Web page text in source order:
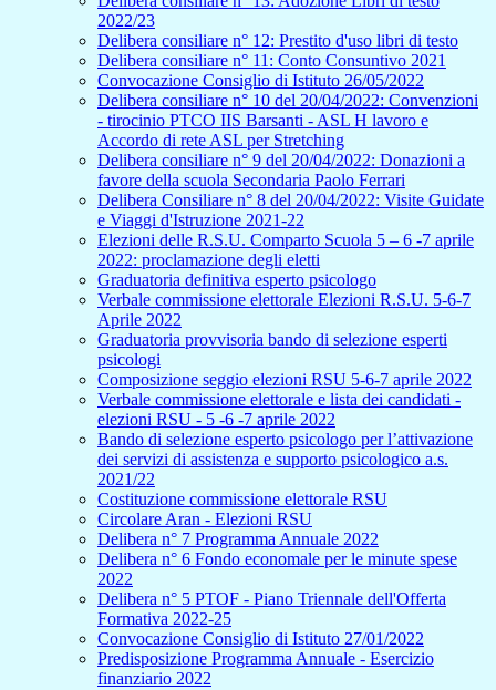
2022/23
Delibera consiliare n° 12: Prestito d'uso libri di testo
Delibera consiliare n° 11: Conto Consuntivo 2021
Convocazione Consiglio di Istituto 26/05/2022
Delibera consiliare n° 10 del 20/04/2022: Convenzioni
- tirocinio PTCO IIS Barsanti - ASL H lavoro e
Accordo di rete ASL per Stretching
Delibera consiliare n° 9 del 20/04/2022: Donazioni a
favore della scuola Secondaria Paolo Ferrari
Delibera Consiliare n° 8 del 20/04/2022: Visite Guidate
e Viaggi d'Istruzione 2021-22
Elezioni delle R.S.U. Comparto Scuola 5 – 6 -7 aprile
2022: proclamazione degli eletti
Graduatoria definitiva esperto psicologo
Verbale commissione elettorale Elezioni R.S.U. 5-6-7
Aprile 2022
Graduatoria provvisoria bando di selezione esperti
psicologi
Composizione seggio elezioni RSU 5-6-7 aprile 2022
Verbale commissione elettorale e lista dei candidati -
elezioni RSU - 5 -6 -7 aprile 2022
Bando di selezione esperto psicologo per l’attivazione
dei servizi di assistenza e supporto psicologico a.s.
2021/22
Costituzione commissione elettorale RSU
Circolare Aran - Elezioni RSU
Delibera n° 7 Programma Annuale 2022
Delibera n° 6 Fondo economale per le minute spese
2022
Delibera n° 5 PTOF - Piano Triennale dell'Offerta
Formativa 2022-25
Convocazione Consiglio di Istituto 27/01/2022
Predisposizione Programma Annuale - Esercizio
finanziario 2022